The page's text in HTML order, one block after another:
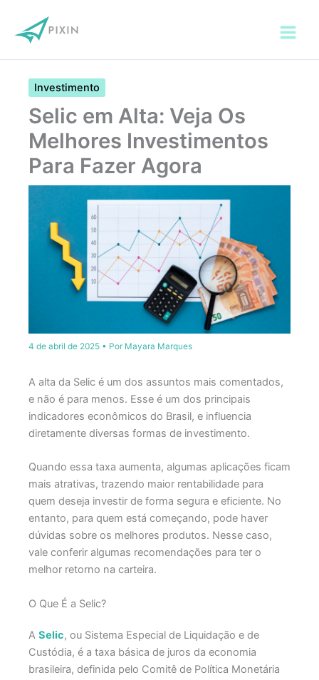
para
Investimento
Selic em Alta: Veja Os
Melhores Investimentos
Para Fazer Agora
4 de abril de 2025 • Por Mayara Marques
A alta da Selic é um dos assuntos mais comentados,
e não é para menos. Esse é um dos principais
indicadores econômicos do Brasil, e influencia
diretamente diversas formas de investimento.
Quando essa taxa aumenta, algumas aplicações ficam
mais atrativas, trazendo maior rentabilidade para
quem deseja investir de forma segura e eficiente. No
entanto, para quem está começando, pode haver
dúvidas sobre os melhores produtos. Nesse caso,
vale conferir algumas recomendações para ter o
melhor retorno na carteira.
O Que É a Selic?
A Selic, ou Sistema Especial de Liquidação e de
Custódia, é a taxa básica de juros da economia
brasileira, definida pelo Comitê de Política Monetária